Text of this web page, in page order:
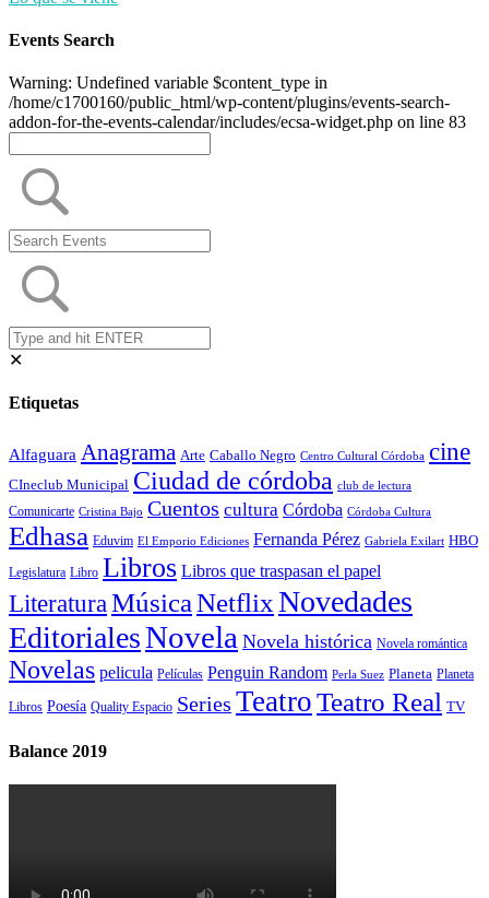
Events Search
Warning: Undefined variable $content_type in
/home/c1700160/public_html/wp-content/plugins/events-search-
addon-for-the-events-calendar/includes/ecsa-widget.php on line 83
✕
Etiquetas
Alfaguara Anagrama Arte Caballo Negro Centro Cultural Córdoba cine
CIneclub Municipal Ciudad de córdoba club de lectura
Comunicarte Cristina Bajo Cuentos cultura Córdoba Córdoba Cultura
Edhasa Eduvim El Emporio Ediciones Fernanda Pérez Gabriela Exilart HBO
Legislatura Libro Libros Libros que traspasan el papel
LiteraturaMúsicaNetflixNovedades
EditorialesNovela Novela histórica Novela romántica
Novelas pelicula Películas Penguin Random Perla Suez Planeta Planeta
Libros Poesía Quality Espacio Series TeatroTeatro Real TV
Balance 2019